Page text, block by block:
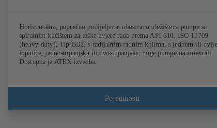
Horizontalna, poprečno podijeljena, obostrano uležištena pumpa sa
spiralnim kućištem za teške uvjete rada prema API 610, ISO 13709
(heavy-duty), Tip BB2, s radijalnim radnim kolima, s jednom ili dvije
lopatice, jednostupanjska ili dvostupanjska, noge pumpe na simetrali.
Dostupna je ATEX izvedba.
Pojedinosti